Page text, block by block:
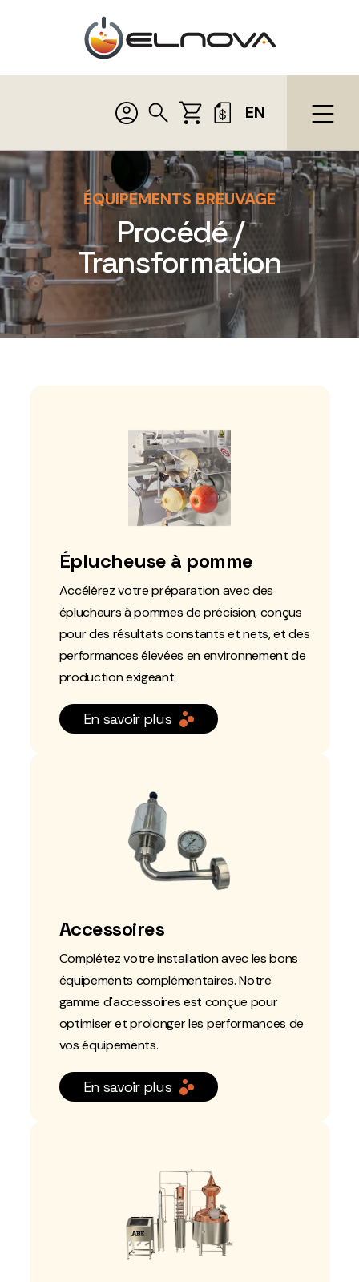
EN
ÉQUIPEMENTS BREUVAGE
Procédé /
Transformation
Éplucheuse à pomme
Accélérez votre préparation avec des
éplucheurs à pommes de précision, conçus
pour des résultats constants et nets, et des
performances élevées en environnement de
production exigeant.
En savoir plus
Accessoires
Complétez votre installation avec les bons
équipements complémentaires. Notre
gamme d'accessoires est conçue pour
optimiser et prolonger les performances de
vos équipements.
En savoir plus